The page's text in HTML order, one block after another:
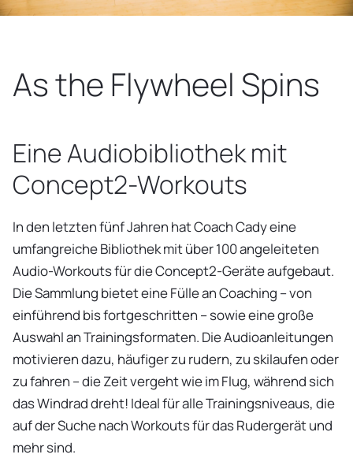
As the Flywheel Spins
Eine Audiobibliothek mit
Concept2-Workouts
In den letzten fünf Jahren hat Coach Cady eine
umfangreiche Bibliothek mit über 100 angeleiteten
Audio-Workouts für die Concept2-Geräte aufgebaut.
Die Sammlung bietet eine Fülle an Coaching – von
einführend bis fortgeschritten – sowie eine große
Auswahl an Trainingsformaten. Die Audioanleitungen
motivieren dazu, häufiger zu rudern, zu skilaufen oder
zu fahren – die Zeit vergeht wie im Flug, während sich
das Windrad dreht! Ideal für alle Trainingsniveaus, die
auf der Suche nach Workouts für das Rudergerät und
mehr sind.